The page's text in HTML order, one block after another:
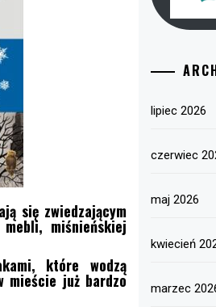
się zwiedzającym
miśnieńskiej
które wodzą
mieście już bardzo
lipiec 2026
czerwiec
maj 2026
kwiecień
marzec